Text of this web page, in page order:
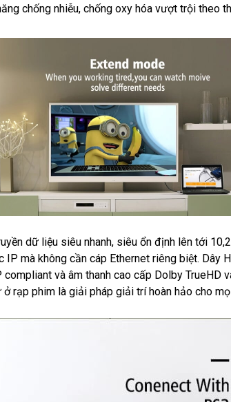
chống nhiễu, chống oxy hóa vượt trội theo
dữ liệu siêu nhanh, siêu ổn định lên tới
mà không cần cáp Ethernet riêng biệt. Dây
và âm thanh cao cấp Dolby TrueHD
rạp phim là giải pháp giải trí hoàn hảo cho